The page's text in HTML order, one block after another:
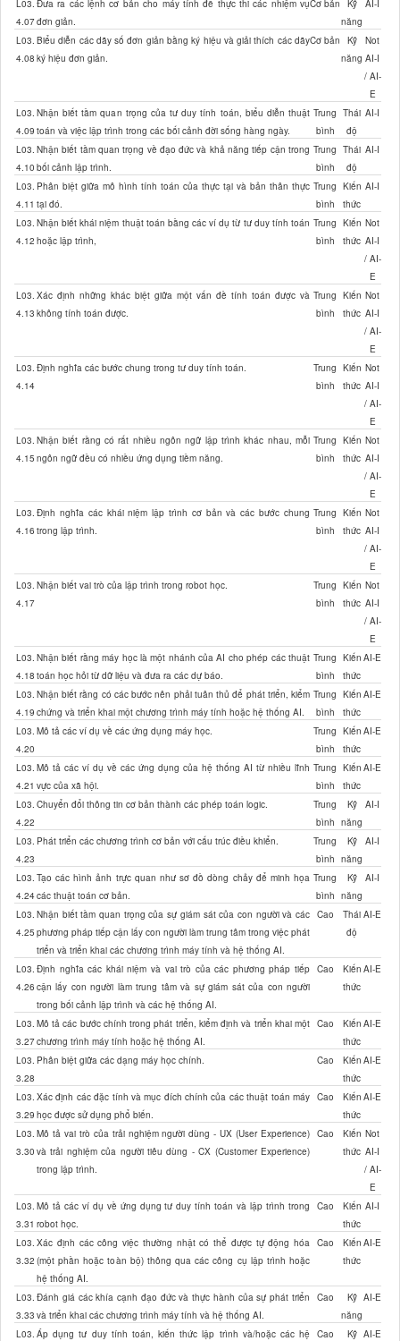
L03.
4.07
Đưa ra các lệnh cơ bản cho máy tính để thực thi các nhiệm vụ
đơn giản.
Cơ bản
Kỹ
năng
AI-I
L03.
4.08
Biểu diễn các dãy số đơn giản bằng ký hiệu và giải thích các dãy
ký hiệu đơn giản.
Cơ bản
Kỹ
năng
Not
AI-I
/ AI-
E
L03.
4.09
Nhận biết tầm quan trọng của tư duy tính toán, biểu diễn thuật
toán và việc lập trình trong các bối cảnh đời sống hàng ngày.
Trung
bình
Thái
độ
AI-I
L03.
4.10
Nhận biết tầm quan trọng về đạo đức và khả năng tiếp cận trong
bối cảnh lập trình.
Trung
bình
Thái
độ
AI-I
L03.
4.11
Phân biệt giữa mô hình tính toán của thực tại và bản thân thực
tại đó.
Trung
bình
Kiến
thức
AI-I
L03.
4.12
Nhận biết khái niệm thuật toán bằng các ví dụ từ tư duy tính toán
hoặc lập trình,
Trung
bình
Kiến
thức
Not
AI-I
/ AI-
E
L03.
4.13
Xác định những khác biệt giữa một vấn đề tính toán được và
không tính toán được.
Trung
bình
Kiến
thức
Not
AI-I
/ AI-
E
L03.
4.14
Định nghĩa các bước chung trong tư duy tính toán.
Trung
bình
Kiến
thức
Not
AI-I
/ AI-
E
L03.
4.15
Nhận biết rằng có rất nhiều ngôn ngữ lập trình khác nhau, mỗi
ngôn ngữ đều có nhiều ứng dụng tiềm năng.
Trung
bình
Kiến
thức
Not
AI-I
/ AI-
E
L03.
4.16
Định nghĩa các khái niệm lập trình cơ bản và các bước chung
trong lập trình.
Trung
bình
Kiến
thức
Not
AI-I
/ AI-
E
L03.
4.17
Nhận biết vai trò của lập trình trong robot học.
Trung
bình
Kiến
thức
Not
AI-I
/ AI-
E
L03.
4.18
Nhận biết rằng máy học là một nhánh của AI cho phép các thuật
toán học hỏi từ dữ liệu và đưa ra các dự báo.
Trung
bình
Kiến
thức
AI-E
L03.
4.19
Nhận biết rằng có các bước nên phải tuân thủ để phát triển, kiểm
chứng và triển khai một chương trình máy tính hoặc hệ thống AI.
Trung
bình
Kiến
thức
AI-E
L03.
4.20
Mô tả các ví dụ về các ứng dụng máy học.
Trung
bình
Kiến
thức
AI-E
L03.
4.21
Mô tả các ví dụ về các ứng dụng của hệ thống AI từ nhiều lĩnh
vực của xã hội.
Trung
bình
Kiến
thức
AI-E
L03.
4.22
Chuyển đổi thông tin cơ bản thành các phép toán logic.
Trung
bình
Kỹ
năng
AI-I
L03.
4.23
Phát triển các chương trình cơ bản với cấu trúc điều khiển.
Trung
bình
Kỹ
năng
AI-I
L03.
4.24
Tạo các hình ảnh trực quan như sơ đồ dòng chảy để minh họa
các thuật toán cơ bản.
Trung
bình
Kỹ
năng
AI-I
L03.
4.25
Nhận biết tầm quan trọng của sự giám sát của con người và các
phương pháp tiếp cận lấy con người làm trung tâm trong việc phát
triển và triển khai các chương trình máy tính và hệ thống AI.
Cao
Thái
độ
AI-E
L03.
4.26
Định nghĩa các khái niệm và vai trò của các phương pháp tiếp
cận lấy con người làm trung tâm và sự giám sát của con người
trong bối cảnh lập trình và các hệ thống AI.
Cao
Kiến
thức
AI-E
L03.
3.27
Mô tả các bước chính trong phát triển, kiểm định và triển khai một
chương trình máy tính hoặc hệ thống AI.
Cao
Kiến
thức
AI-E
L03.
3.28
Phân biệt giữa các dạng máy học chính. Cao
Kiến
thức
AI-E
L03.
3.29
Xác định các đặc tính và mục đích chính của các thuật toán máy
học được sử dụng phổ biến.
Cao
Kiến
thức
AI-E
L03.
3.30
Mô tả vai trò của trải nghiệm người dùng - UX (User Experience)
và trải nghiệm của người tiêu dùng - CX (Customer Experience)
trong lập trình.
Cao
Kiến
thức
Not
AI-I
/ AI-
E
L03.
3.31
Mô tả các ví dụ về ứng dụng tư duy tính toán và lập trình trong
robot học.
Cao
Kiến
thức
AI-I
L03.
3.32
Xác định các công việc thường nhật có thể được tự động hóa
(một phần hoặc toàn bộ) thông qua các công cụ lập trình hoặc
hệ thống AI.
Cao
Kiến
thức
AI-E
L03.
3.33
Đánh giá các khía cạnh đạo đức và thực hành của sự phát triển
và triển khai các chương trình máy tính và hệ thống AI.
Cao
Kỹ
năng
AI-E
L03. Áp dụng tư duy tính toán, kiến thức lập trình và/hoặc các hệ
Cao
Kỹ AI-E